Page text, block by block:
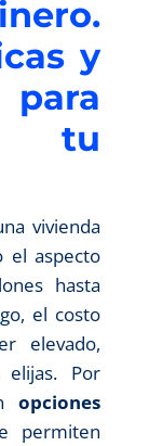
y
tu
vivienda
el aspecto
hasta
el costo
elevado,
Por
opciones
permiten